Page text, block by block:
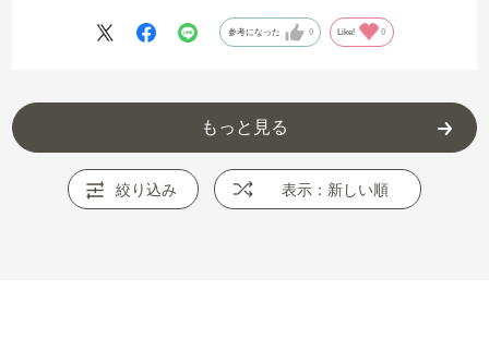
参考になった 0 Like! 0
もっと見る
絞り込み 表示：新しい順